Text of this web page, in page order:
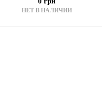
НЕТ В НАЛИЧИИ